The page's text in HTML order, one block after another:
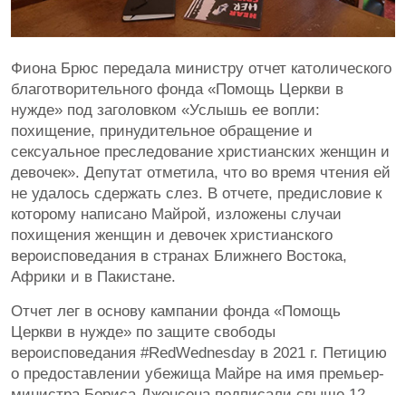
Фиона Брюс передала министру отчет католического
благотворительного фонда «Помощь Церкви в
нужде» под заголовком «Услышь ее вопли:
похищение, принудительное обращение и
сексуальное преследование христианских женщин и
девочек». Депутат отметила, что во время чтения ей
не удалось сдержать слез. В отчете, предисловие к
которому написано Майрой, изложены случаи
похищения женщин и девочек христианского
вероисповедания в странах Ближнего Востока,
Африки и в Пакистане.
Отчет лег в основу кампании фонда «Помощь
Церкви в нужде» по защите свободы
вероисповедания #RedWednesday в 2021 г. Петицию
о предоставлении убежища Майре на имя премьер-